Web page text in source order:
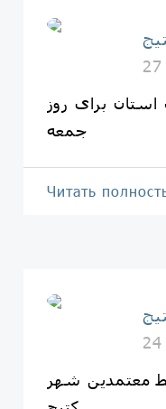
برای روز
جمعه
Читать
معتمدین شهر